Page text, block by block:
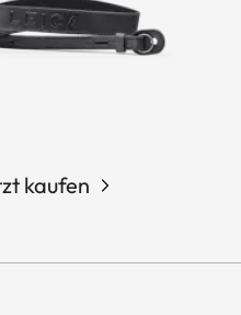
kaufen